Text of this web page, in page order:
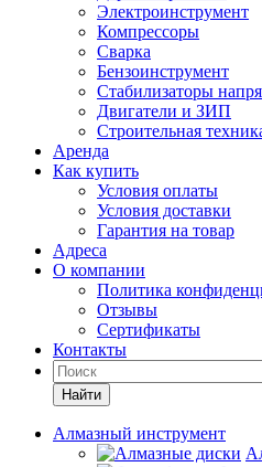
Электроинструмент
Компрессоры
Сварка
Бензоинструмент
Стабилизаторы
Двигатели и ЗИП
Строительная
Аренда
Как купить
Условия оплаты
Условия доставки
Гарантия на товар
Адреса
О компании
Политика
Отзывы
Сертификаты
Контакты
Найти
Алмазный инструмент